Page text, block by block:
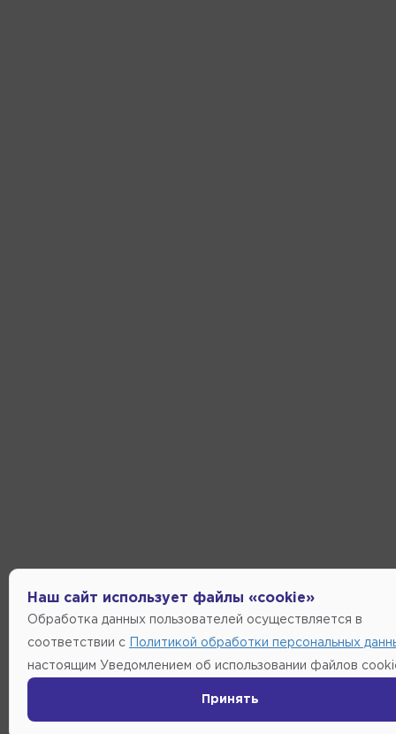
Наш сайт использует файлы «cookie»
Обработка данных пользователей осуществляется в
соответствии с Политикой обработки персональных
настоящим Уведомлением об использовании файлов
Принять